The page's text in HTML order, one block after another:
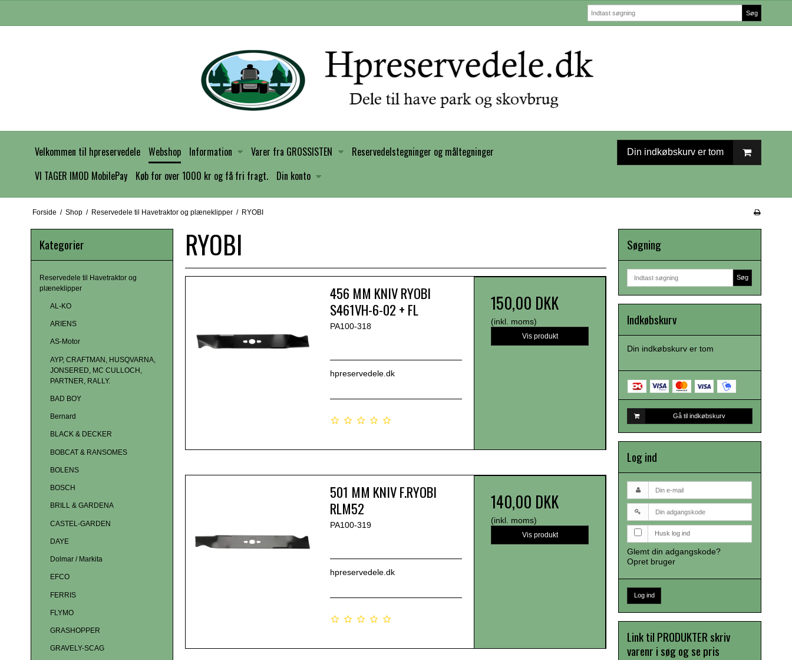
Søg
Velkommen til hpreservedele Webshop Information Varer fra GROSSISTEN
Reservedelstegninger og måltegninger
VI TAGER IMOD MobilePay
Køb for over 1000 kr og få fri fragt. Din konto
Din indkøbskurv er tom
Forside / Shop / Reservedele til Havetraktor og plæneklipper / RYOBI
Kategorier
Reservedele til Havetraktor og
plæneklipper
AL-KO
ARIENS
AS-Motor
AYP, CRAFTMAN, HUSQVARNA,
JONSERED, MC CULLOCH,
PARTNER, RALLY.
BAD BOY
Bernard
BLACK & DECKER
BOBCAT & RANSOMES
BOLENS
BOSCH
BRILL & GARDENA
CASTEL-GARDEN
DAYE
Dolmar / Markita
EFCO
FERRIS
FLYMO
GRASHOPPER
GRAVELY-SCAG
RYOBI
456 MM KNIV RYOBI
S461VH-6-02 + FL
PA100-318
hpreservedele.dk
150,00 DKK
(inkl. moms)
Vis produkt
501 MM KNIV F.RYOBI
RLM52
PA100-319
hpreservedele.dk
140,00 DKK
(inkl. moms)
Vis produkt
Søgning
Søg
Indkøbskurv
Din indkøbskurv er tom
Gå til indkøbskurv
Log ind
Husk log ind
Glemt din adgangskode?
Opret bruger
Log ind
Link til PRODUKTER skriv
varenr i søg og se pris